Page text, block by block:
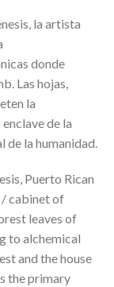
la artista
donde
Las hojas,
la
de la
la humanidad.
Puerto Rican
/ cabinet of
leaves of
to alchemical
and the house
the primary